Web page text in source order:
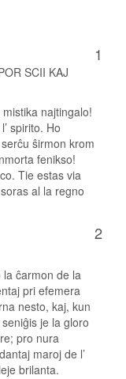
1
SCII KAJ
najtingalo!
spirito. Ho
ŝirmon krom
fenikso!
Tie estas via
al la regno
2
la ĉarmon de la
pri efemera
nesto, kaj, kun
je la gloro
pro nura
maroj de l’
brilanta.